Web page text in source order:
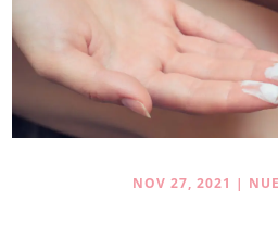
NOV 27, 2021 |